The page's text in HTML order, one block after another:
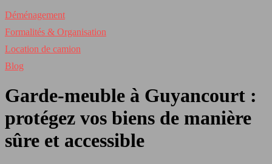
Déménagement
Formalités & Organisation
Location de camion
Blog
Garde-meuble à Guyancourt :
protégez vos biens de manière
sûre et accessible